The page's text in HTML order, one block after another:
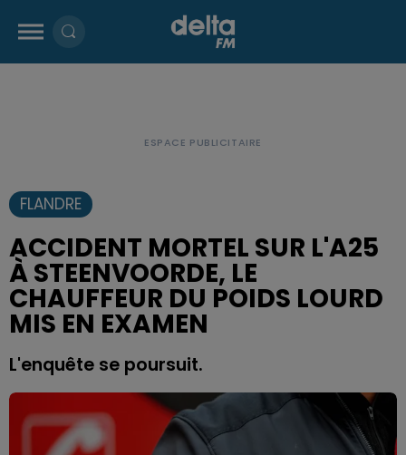
FLANDRE
ACCIDENT MORTEL SUR L'A25
À STEENVOORDE, LE
CHAUFFEUR DU POIDS LOURD
MIS EN EXAMEN
L'enquête se poursuit.